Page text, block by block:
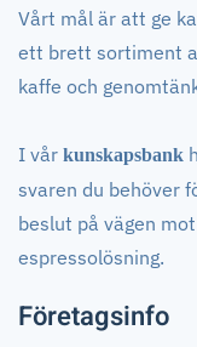
Vårt mål är att ge
ett brett sortiment
kaffe och
I vår kunskapsbank
svaren du behöver
beslut på vägen
espressolösning.
Företagsinfo